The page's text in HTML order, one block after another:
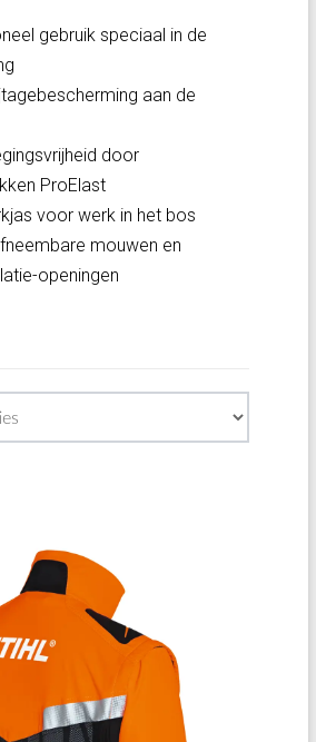
gebruik speciaal in de
aan de
door
ProElast
voor werk in het bos
mouwen en
openingen